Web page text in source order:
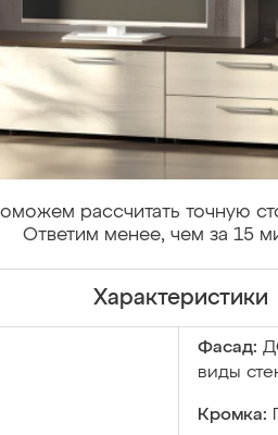
рассчитать точную
Ответим менее, чем за 15
Характеристики
Фасад:
виды
Кромка: